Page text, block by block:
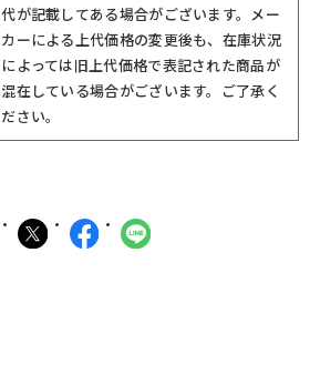
代が記載してある場合がございます。メー
カーによる上代価格の変更後も、在庫状況
によっては旧上代価格で表記された商品が
混在している場合がございます。ご了承く
ださい。